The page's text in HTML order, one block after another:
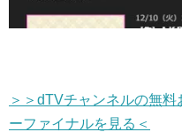
＞＞dTVチャンネルの無
ーファイナルを見る＜